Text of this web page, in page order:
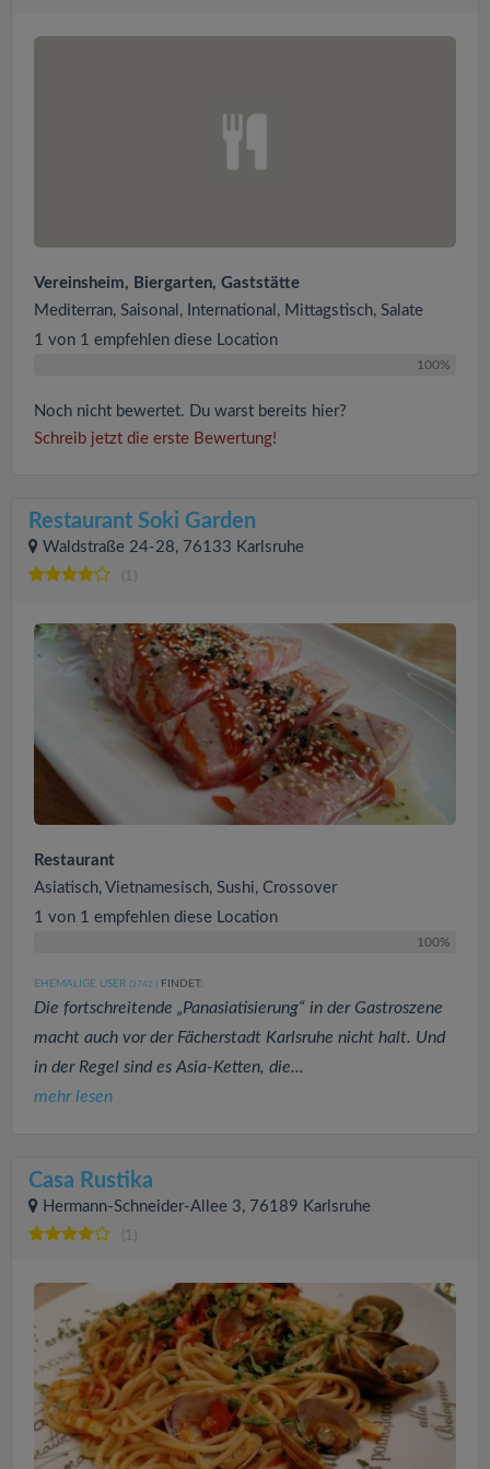
Vereinsheim, Biergarten, Gaststätte
Mediterran, Saisonal, International, Mittagstisch, Salate
1 von 1 empfehlen diese Location
100%
Noch nicht bewertet. Du warst bereits hier?
Schreib jetzt die erste Bewertung!
Restaurant Soki Garden
Waldstraße 24-28, 76133 Karlsruhe
(1)
Restaurant
Asiatisch, Vietnamesisch, Sushi, Crossover
1 von 1 empfehlen diese Location
100%
EHEMALIGE USER (3742 ) FINDET:
Die fortschreitende „Panasiatisierung“ in der Gastroszene
macht auch vor der Fächerstadt Karlsruhe nicht halt. Und
in der Regel sind es Asia-Ketten, die...
mehr lesen
Casa Rustika
Hermann-Schneider-Allee 3, 76189 Karlsruhe
(1)